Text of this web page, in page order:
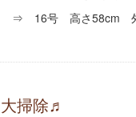
⇒ 16号 高さ58cm 外
大掃除♬